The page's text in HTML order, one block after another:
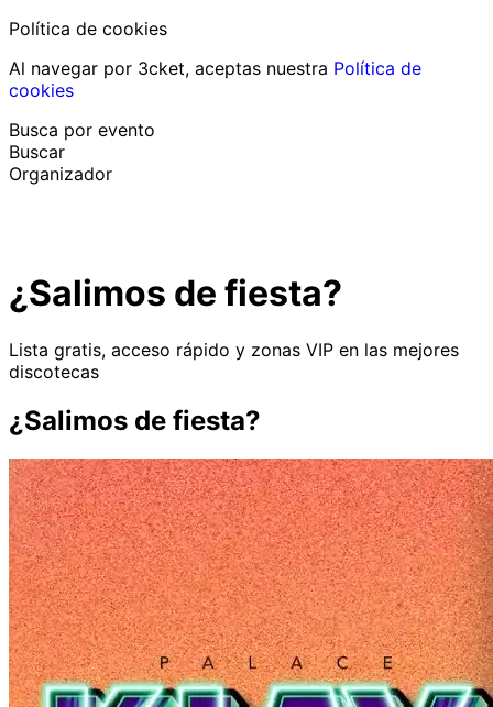
Política de cookies
Al navegar por 3cket, aceptas nuestra Política de
cookies
Busca por evento
Buscar
Organizador
Ayuda al participanteHe perdido mi entrada
¿Salimos de fiesta?
Lista gratis, acceso rápido y zonas VIP en las mejores
discotecas
¿Salimos de fiesta?